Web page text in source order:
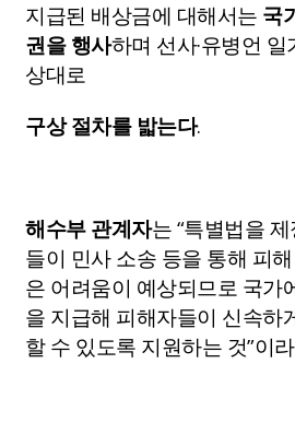
지급된 배상금에 대해서는 국
권을 행사하며 선사·유병언
상대로
구상 절차를 밟는다.
해수부 관계자는 “특별법을
들이 민사 소송 등을 통해 피
은 어려움이 예상되므로 국가
을 지급해 피해자들이 신속하
할 수 있도록 지원하는 것”이